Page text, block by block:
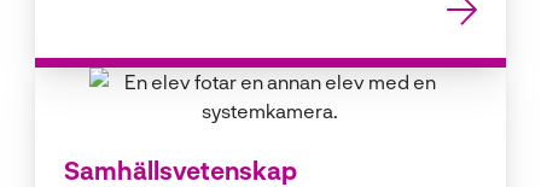
Samhällsvetenskap